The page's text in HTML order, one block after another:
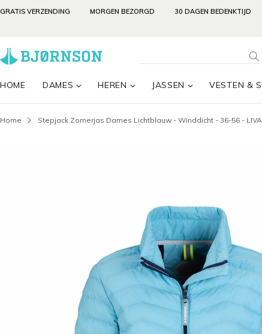
GRATIS VERZENDING MORGEN BEZORGD
30 DAGEN BEDENKTIJD
HOME DAMES HEREN JASSEN VESTEN &
Home Stepjack Zomerjas Dames Lichtblauw - Winddicht - 36-56 - LIVA